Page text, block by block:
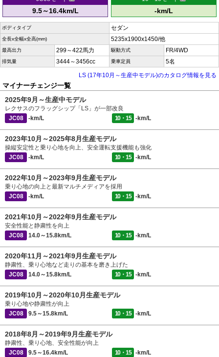
9.5～16.4km/L -km/L
ボディタイプ セダン
全長x全幅x全高(mm) 5235x1900x1450/他
最高出力 299～422馬力 駆動方式 FR/4WD
排気量 3444～3456cc 乗車定員
5名
LS (17年10月～生産中モデル)のカタログ情報を見る
マイナーチェンジ一覧
2025年9月～生産中モデル
レクサスのフラッグシップ「LS」が一部改良
JC08
-km/L 10・15 -km/L
2023年10月～2025年8月生産モデル
操縦安定性と乗り心地を向上、安全運転支援機能も強化
JC08
-km/L 10・15 -km/L
2022年10月～2023年9月生産モデル
乗り心地の向上と最新マルチメディアを採用
JC08
-km/L 10・15 -km/L
2021年10月～2022年9月生産モデル
安全性能と静粛性を向上
JC08
14.0～15.8km/L 10・15 -km/L
2020年11月～2021年9月生産モデル
静粛性、乗り心地など走りの基本を磨き上げた
JC08
14.0～15.8km/L 10・15 -km/L
2019年10月～2020年10月生産モデル
乗り心地や静粛性が向上
JC08
9.5～15.8km/L 10・15 -km/L
2018年8月～2019年9月生産モデル
静粛性、乗り心地、安全性能が向上
JC08
9.5～16.4km/L 10・15 -km/L